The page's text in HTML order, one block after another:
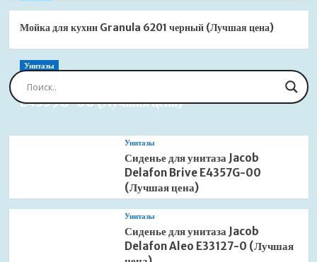
Мойка для кухни Granula 6201 черный (Лучшая цена)
Унитазы
Сиденье для унитаза Jacob Delafon Brive
E4359G-00 (Лучшая цена)
Унитазы
Сиденье для унитаза Jacob
Delafon Brive E4357G-00
(Лучшая цена)
Унитазы
Сиденье для унитаза Jacob
Delafon Aleo E33127-0 (Лучшая